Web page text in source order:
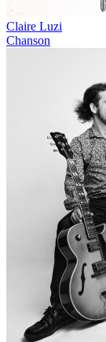
Claire Luzi
Chanson